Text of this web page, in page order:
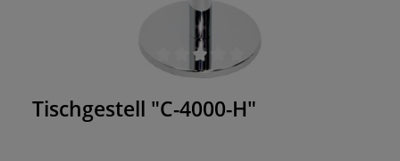
Durchschnittliche Bewertung von 0 von 5 Sternen
Tischgestell "C-4000-H"